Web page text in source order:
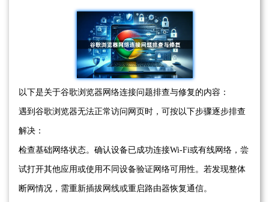
以下是关于谷歌浏览器网络连接问题排查与修复的内容：
遇到谷歌浏览器无法正常访问网页时，可按以下步骤逐步排查
解决：
检查基础网络状态。确认设备已成功连接Wi-Fi或有线网络，尝
试打开其他应用或使用不同设备验证网络可用性。若发现整体
断网情况，需重新插拔网线或重启路由器恢复通信。